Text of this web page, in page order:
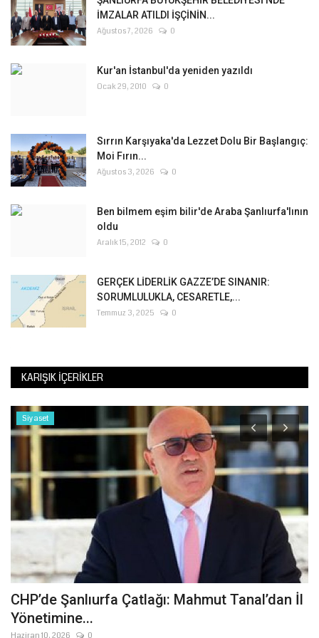
İMZALAR ATILDI İŞÇİNİN...
Ağustos 7, 2026 0
Kur'an İstanbul'da yeniden yazıldı
Ocak 29, 2010 0
Sırrın Karşıyaka'da Lezzet Dolu Bir Başlangıç:
Moi Fırın...
Ağustos 3, 2026 0
Ben bilmem eşim bilir'de Araba Şanlıurfa'lının
oldu
Aralık 15, 2012 0
GERÇEK LİDERLİK GAZZE’DE SINANIR:
SORUMLULUKLA, CESARETLE,...
Temmuz 3, 2025 0
KARIŞIK İÇERIKLER
Siyaset
CHP’de Şanlıurfa Çatlağı: Mahmut Tanal’dan İl
Yönetimine...
Haziran 10, 2026 0